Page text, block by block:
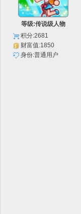
等级:传说级人物
积分:2681
财富值:1850
身份:普通用户